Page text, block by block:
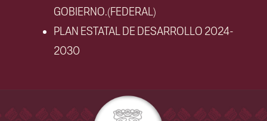
GOBIERNO.(FEDERAL)
PLAN ESTATAL DE DESARROLLO 2024-
2030